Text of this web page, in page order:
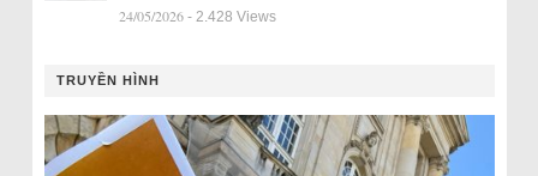
24/05/2026 - 2.428 Views
TRUYỀN HÌNH